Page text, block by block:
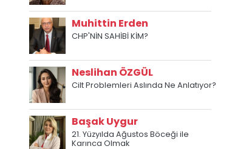
Muhittin Erden
CHP'NİN SAHİBİ KİM?
Neslihan ÖZGÜL
Cilt Problemleri Aslında Ne Anlatıyor?
Başak Uygur
21. Yüzyılda Ağustos Böceği ile
Karınca Olmak